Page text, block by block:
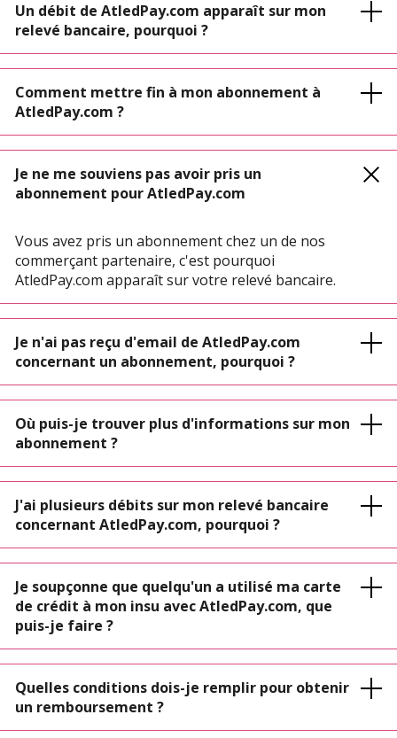
Un débit de AtledPay.com apparaît sur mon
relevé bancaire, pourquoi ?
Comment mettre fin à mon abonnement à
AtledPay.com ?
Je ne me souviens pas avoir pris un
abonnement pour AtledPay.com
Vous avez pris un abonnement chez un de nos
commerçant partenaire, c'est pourquoi
AtledPay.com apparaît sur votre relevé bancaire.
Je n'ai pas reçu d'email de AtledPay.com
concernant un abonnement, pourquoi ?
Où puis-je trouver plus d'informations sur mon
abonnement ?
J'ai plusieurs débits sur mon relevé bancaire
concernant AtledPay.com, pourquoi ?
Je soupçonne que quelqu'un a utilisé ma carte
de crédit à mon insu avec AtledPay.com, que
puis-je faire ?
Quelles conditions dois-je remplir pour obtenir
un remboursement ?